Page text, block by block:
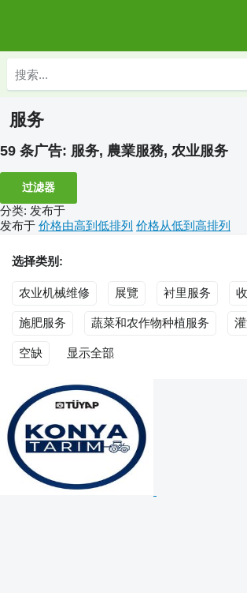
服务
59 条广告: 服务, 農業服務, 农业服务
过滤器
分类: 发布于
发布于 价格由高到低排列 价格从低到高排列
选择类别:
农业机械维修 展覽 衬里服务
施肥服务 蔬菜和农作物种植服务
空缺 显示全部